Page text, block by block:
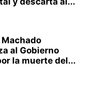
al Gobierno
la muerte del...